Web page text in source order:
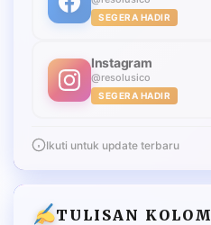
SEGERA HADIR
Instagram
@resolusico
SEGERA HADIR
Ikuti untuk update terbaru
TULISAN KOLOM